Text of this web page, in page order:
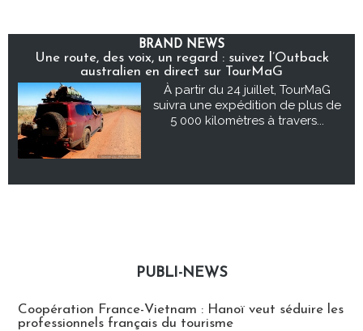
BRAND NEWS
Une route, des voix, un regard : suivez l’Outback
australien en direct sur TourMaG
À partir du 24 juillet, TourMaG
suivra une expédition de plus de
5 000 kilomètres à travers...
PUBLI-NEWS
Coopération France-Vietnam : Hanoï veut séduire les
professionnels français du tourisme